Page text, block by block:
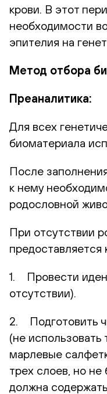
крови. В этот
необходимости
эпителия на
Метод отбора
Преаналитика:
Для всех
биоматериала
После
к нему
родословной
При отсутствии
предоставляется
1. Провести
отсутствии).
2. Подготовить
(не использовать
марлевые
трех слоев, но
должна